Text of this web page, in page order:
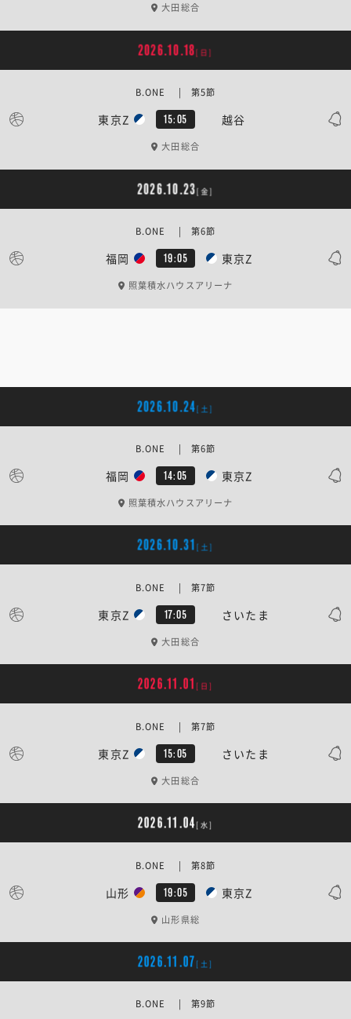
大田総合
2026.10.18[日]
東京Z 15:05 越谷
B.ONE | 第5節
大田総合
2026.10.23[金]
福岡 19:05 東京Z
B.ONE | 第6節
照葉積水ハウスアリーナ
2026.10.24[土]
福岡 14:05 東京Z
B.ONE | 第6節
照葉積水ハウスアリーナ
2026.10.31 [土]
東京Z 17:05 さいたま
B.ONE | 第7節
大田総合
2026.11.01 [日]
東京Z 15:05 さいたま
B.ONE | 第7節
大田総合
2026.11.04 [水]
山形 19:05 東京Z
B.ONE | 第8節
山形県総
2026.11.07 [土]
B.ONE | 第9節